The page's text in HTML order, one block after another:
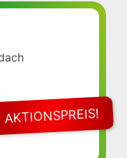
AKTIONSPREIS!